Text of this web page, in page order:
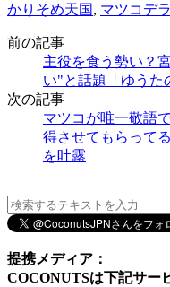
かりそめ天国, マツコデ
前の記事
主役を食う勢い？
い"と話題「ゆうた
次の記事
マツコが唯一敬語
得させてもらって
を吐露
提携メディア：
COCONUTSは下記サー